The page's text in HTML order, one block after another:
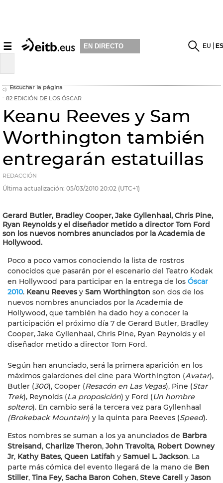
☰ EN DIRECTO EU
Escuchar la página
82 EDICIÓN DE LOS ÓSCAR
Keanu Reeves y Sam
Worthington también
entregarán estatuillas
REDACCIÓN
Última actualización: 05/03/2010 20:02 (UTC+1)
Gerard Butler, Bradley Cooper, Jake Gyllenhaal, Chris Pine,
Ryan Reynolds y el diseñador metido a director Tom Ford
son los nuevos nombres anunciados por la Academia de
Hollywood.
Poco a poco vamos conociendo la lista de rostros
conocidos que pasarán por el escenario del Teatro Kodak
en Hollywood para participar en la entrega de los Óscar
2010. Keanu Reevesy Sam Worthington son dos de los
nuevos nombres anunciados por la Academia de
Hollywood, que también ha dado hoy a conocer la
participación el próximo día 7 de Gerard Butler, Bradley
Cooper, Jake Gyllenhaal, Chris Pine, Ryan Reynolds y el
diseñador metido a director Tom Ford.
Según han anunciado, será la primera aparición en los
máximos galardones del cine para Worthington (Avatar),
Butler (300), Cooper (Resacón en Las Vegas), Pine (Star
Trek), Reynolds (La proposición) y Ford (Un hombre
soltero). En cambio será la tercera vez para Gyllenhaal
(Brokeback Mountain) y la quinta para Reeves (Speed).
Estos nombres se suman a los ya anunciados de Barbra
Streisand, Charlize Theron, John Travolta, Robert Downey
Jr, Kathy Bates, Queen Latifah y Samuel L. Jackson. La
parte más cómica del evento llegará de la mano de Ben
Stiller, Tina Fey, Sacha Baron Cohen, Steve Carell y Jason